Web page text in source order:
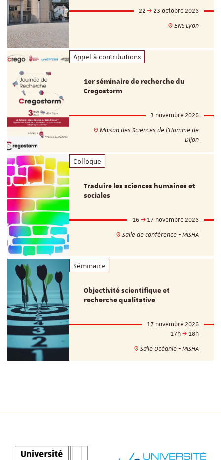
22
23 octobre 2026
ENS Lyon
Appel à contributions
1er séminaire de recherche du
Cregostorm
3 novembre 2026
Maison des Sciences de l'Homme de
Dijon
Colloque
Traduire les sciences humaines et
sociales
16
17 novembre 2026
Salle de conférence - MISHA
Séminaire
Objectivité scientifique et
recherche qualitative
17 novembre 2026
17h
18h
Salle Océanie - MISHA